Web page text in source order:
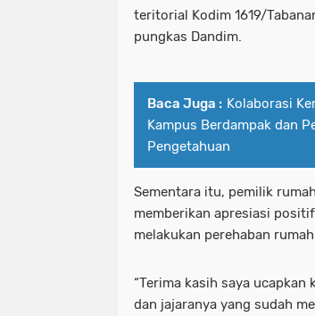
teritorial Kodim 1619/
pungkas Dandim.
Baca Juga : Kolaborasi
Kampus Berdampak dan
Pengetahuan
Sementara itu, pemilik
memberikan apresiasi
melakukan perehaban
“Terima kasih saya ucapkan
dan jajaranya yang sudah